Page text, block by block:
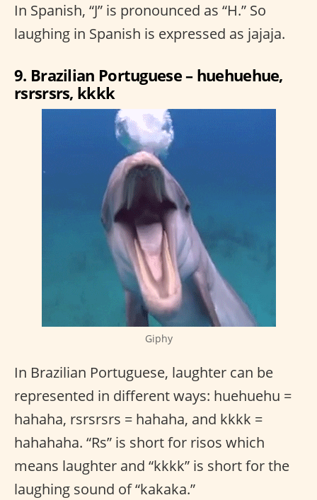
In Spanish, “J” is pronounced as “H.” So
laughing in Spanish is expressed as jajaja.
9. Brazilian Portuguese – huehuehue,
rsrsrsrs, kkkk
Giphy
In Brazilian Portuguese, laughter can be
represented in different ways: huehuehu =
hahaha, rsrsrsrs = hahaha, and kkkk =
hahahaha. “Rs” is short for risos which
means laughter and “kkkk” is short for the
laughing sound of “kakaka.”